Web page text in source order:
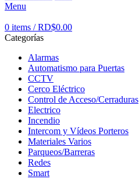
Menu
0 items / RD$0.00
Categorías
Alarmas
Automatismo para Puertas
CCTV
Cerco Eléctrico
Control de Acceso/Cerraduras
Electrico
Incendio
Intercom y Vídeos Porteros
Materiales Varios
Parqueos/Barreras
Redes
Smart